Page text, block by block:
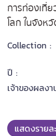
การท่องเที่
โลก ในจังห
Collection :
ปี :
เจ้าของผลง
แสดงรายล